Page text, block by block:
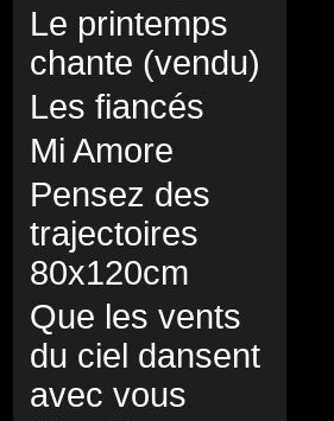
Le printemps
chante (vendu)
Les fiancés
Mi Amore
Pensez des
trajectoires
80x120cm
Que les vents
du ciel dansent
avec vous